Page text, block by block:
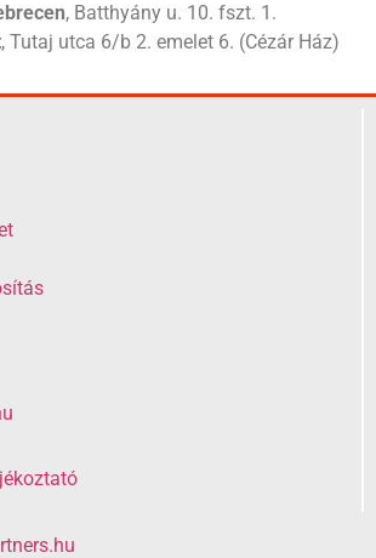
, Batthyány u. 10. fszt. 1.
, Tutaj utca 6/b 2. emelet 6. (Cézár Ház)